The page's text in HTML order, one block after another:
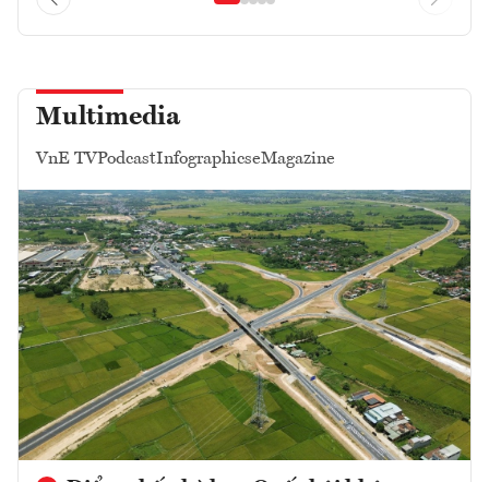
Multimedia
VnE TVPodcastInfographicseMagazine